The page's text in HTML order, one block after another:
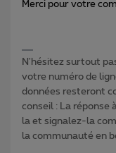
Merci pour votre
N'hésitez surtout
votre numéro de
données resteront
conseil : La réponse
la et signalez-la
la communauté en